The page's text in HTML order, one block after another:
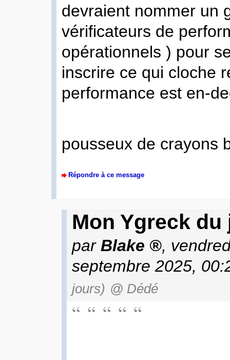
devraient nommer un
vérificateurs de
opérationnels ) pour
inscrire ce qui cloche
performance est en-
pousseux de crayons
Répondre à ce message
Mon Ygreck du
par Blake
,
septembre 2025,
jours) @ Dédé